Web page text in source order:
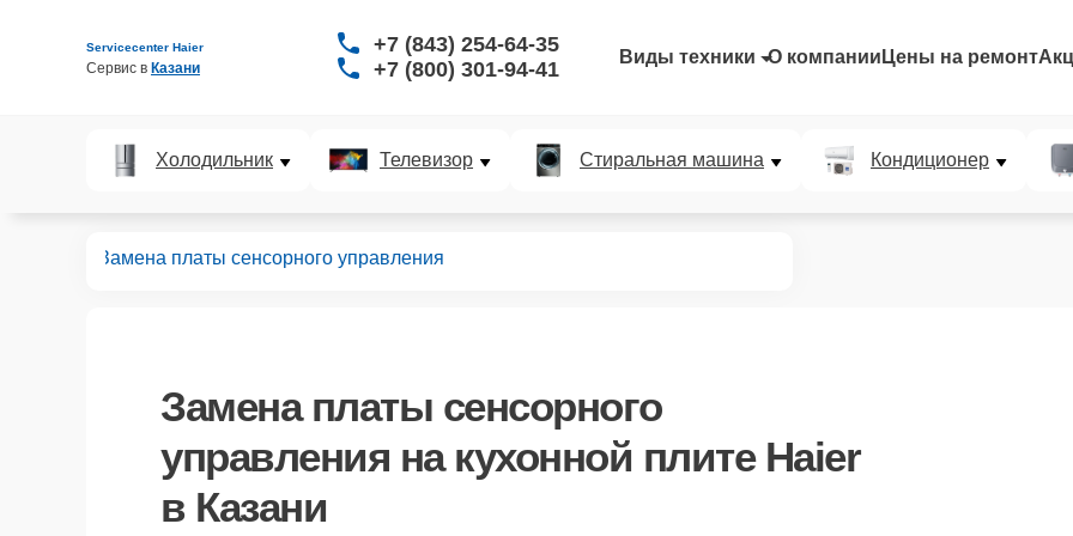
Servicecenter Haier
Сервис в Казани
+7 (843) 254-64-35
+7 (800) 301-94-41
Виды техники О компании Цены на ремонт
Холодильник Телевизор Стиральная машина Кондиционер
Замена платы сенсорного управления
Замена платы сенсорного
управления на кухонной плите Haier
в Казани